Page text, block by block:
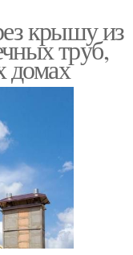
крышу из
труб,
домах